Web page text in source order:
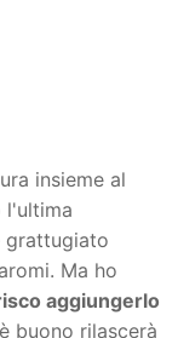
insieme al
l'ultima
grattugiato
Ma ho
aggiungerlo
buono rilascerà